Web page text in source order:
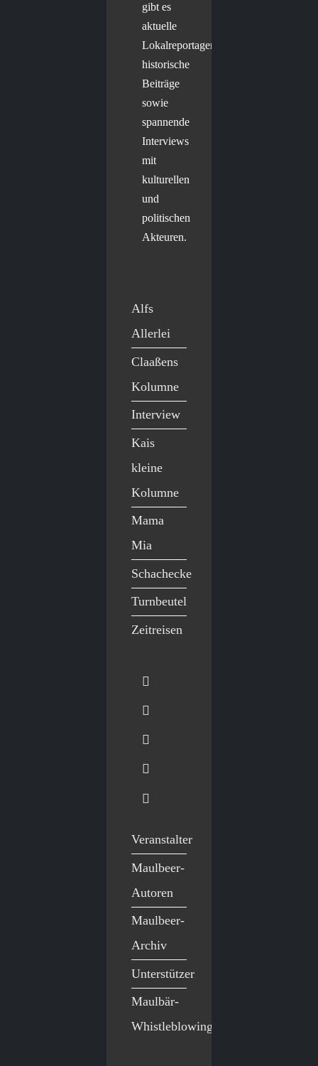
gibt es
aktuelle
Lokalreportagen,
historische
Beiträge
sowie
spannende
Interviews
mit
kulturellen
und
politischen
Akteuren.
Alfs
Allerlei
Claaßens
Kolumne
Interview
Kais
kleine
Kolumne
Mama
Mia
Schachecke
Turnbeutel
Zeitreisen
Veranstalter
Maulbeer-
Autoren
Maulbeer-
Archiv
Unterstützer
Maulbär-
Whistleblowing